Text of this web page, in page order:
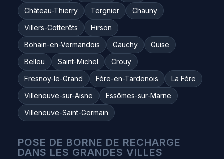
Château-Thierry
Tergnier
Chauny
Villers-Cotterêts
Hirson
Bohain-en-Vermandois
Gauchy
Guise
Belleu
Saint-Michel
Crouy
Fresnoy-le-Grand
Fère-en-Tardenois
La Fère
Villeneuve-sur-Aisne
Essômes-sur-Marne
Villeneuve-Saint-Germain
POSE DE BORNE DE RECHARGE
DANS LES GRANDES VILLES